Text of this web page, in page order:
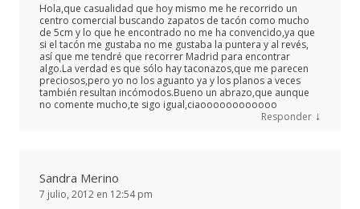
Hola,que casualidad que hoy mismo me he recorrido un
centro comercial buscando zapatos de tacón como mucho
de 5cm y lo que he encontrado no me ha convencido,ya que
si el tacón me gustaba no me gustaba la puntera y al revés,
así que me tendré que recorrer Madrid para encontrar
algo.La verdad es que sólo hay taconazos,que me parecen
preciosos,pero yo no los aguanto ya y los planos a veces
también resultan incómodos.Bueno un abrazo,que aunque
no comente mucho,te sigo igual,ciaoooooooooooo
Responder ↓
Sandra Merino
7 julio, 2012 en 12:54 pm